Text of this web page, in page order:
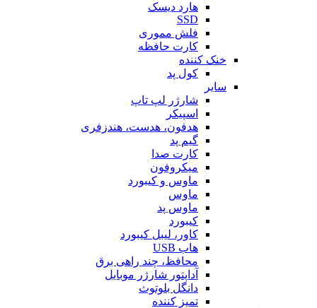
هارد دیسک
SSD
فلش مموری
کارت حافظه
خنک کننده
کول پد
سایر
شارژر لپ تاپ
اسپیکر
هدفون، هدست، هندزفری
گیم پد
کارت صدا
میکروفون
ماوس و کیبورد
ماوس
ماوس پد
کیبورد
کاور، لیبل کیبورد
هاب USB
محافظ، چند راهی برق
آداپتور شارژر موبایل
دانگل بلوتوث
تمیز کننده